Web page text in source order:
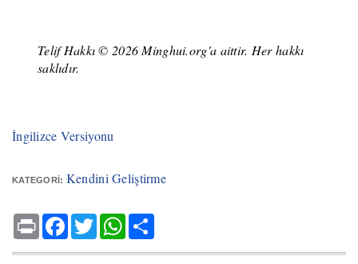
Telif Hakkı © 2026 Minghui.org'a aittir. Her hakkı
saklıdır.
İngilizce Versiyonu
KATEGORI: Kendini Geliştirme
Print Facebook
TwitterWhatsApp